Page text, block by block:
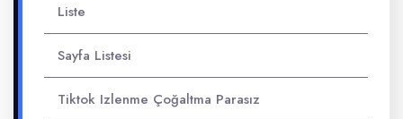
Liste
Sayfa Listesi
Tiktok Izlenme Çoğaltma Parasız